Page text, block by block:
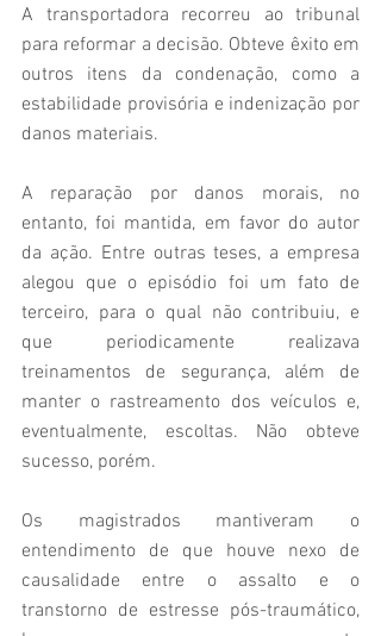
A transportadora recorreu ao tribunal
para reformar a decisão. Obteve êxito em
outros itens da condenação, como a
estabilidade provisória e indenização por
danos materiais.
A reparação por danos morais, no
entanto, foi mantida, em favor do autor
da ação. Entre outras teses, a empresa
alegou que o episódio foi um fato de
terceiro, para o qual não contribuiu, e
que periodicamente realizava
treinamentos de segurança, além de
manter o rastreamento dos veículos e,
eventualmente, escoltas. Não obteve
sucesso, porém.
Os magistrados mantiveram o
entendimento de que houve nexo de
causalidade entre o assalto e o
transtorno de estresse pós-traumático,